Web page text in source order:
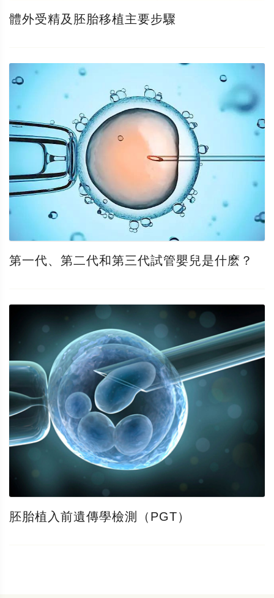
體外受精及胚胎移植主要步驟
第一代、第二代和第三代試管嬰兒是什麽？
胚胎植入前遺傳學檢測（PGT）